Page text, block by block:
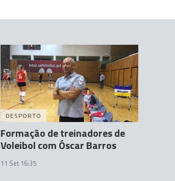
DESPORTO
Formação de treinadores de
Voleibol com Óscar Barros
11 Set 16:35